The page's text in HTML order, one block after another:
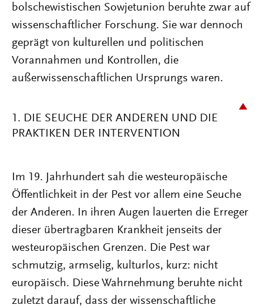
bolschewistischen Sowjetunion beruhte zwar auf
wissenschaftlicher Forschung. Sie war dennoch
geprägt von kulturellen und politischen
Vorannahmen und Kontrollen, die
außerwissenschaftlichen Ursprungs waren.
1. DIE SEUCHE DER ANDEREN UND DIE
PRAKTIKEN DER INTERVENTION
Im 19. Jahrhundert sah die westeuropäische
Öffentlichkeit in der Pest vor allem eine Seuche
der Anderen. In ihren Augen lauerten die Erreger
dieser übertragbaren Krankheit jenseits der
westeuropäischen Grenzen. Die Pest war
schmutzig, armselig, kulturlos, kurz: nicht
europäisch. Diese Wahrnehmung beruhte nicht
zuletzt darauf, dass der wissenschaftliche